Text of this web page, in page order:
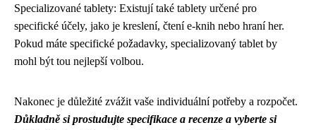
Specializované tablety: Existují také tablety určené pro
specifické účely, jako je kreslení, čtení e-knih nebo hraní her.
Pokud máte specifické požadavky, specializovaný tablet by
mohl být tou nejlepší volbou.
Nakonec je důležité zvážit vaše individuální potřeby a rozpočet.
Důkladně si prostudujte specifikace a recenze a vyberte si